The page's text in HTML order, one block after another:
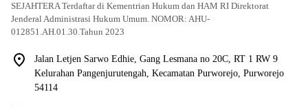
SEJAHTERA Terdaftar di Kementrian Hukum dan HAM RI Direktorat
Jenderal Administrasi Hukum Umum. NOMOR: AHU-
012851.AH.01.30.Tahun 2023
Jalan Letjen Sarwo Edhie, Gang Lesmana no 20C, RT 1 RW 9
Kelurahan Pangenjurutengah, Kecamatan Purworejo, Purworejo
54114